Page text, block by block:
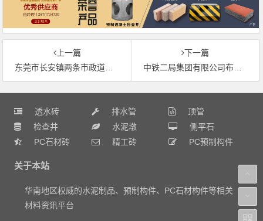
上一篇
东莞市长安镇两条市政道路获得投资1.39亿元改造
下一篇
中铁二局集团有限公司布吉客运枢纽之铁东路工程二级混凝土排水管、预制检查井招标采购制检查井招标采购公告
透水砖 排水管
顶管
检查井
水泥墩
侧平石
PC石材砖
精工砖 PC预制构件
关于本站
华南地区权威的水泥制品、预制构件、PC石材构件等相关
材料资讯平台